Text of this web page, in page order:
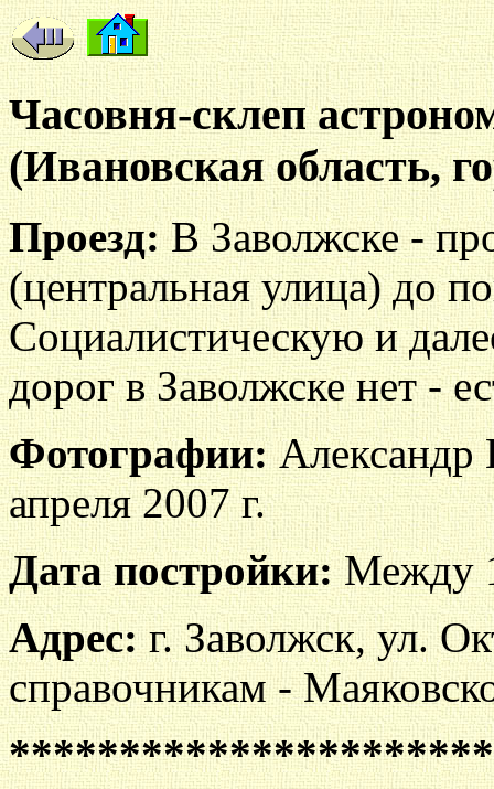
Часовня-склеп
(Ивановская область,
Проезд:В Заволжске -
(центральная улица) до
Социалистическую и
дорог в Заволжске нет -
Фотографии:Александр
апреля 2007 г.
Дата постройки:Между
Адрес:г. Заволжск, ул.
справочникам -